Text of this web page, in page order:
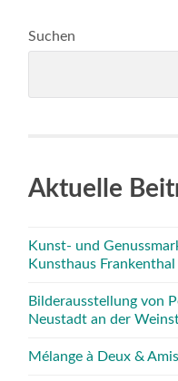
Suchen
Aktuelle
Kunst- und
Kunsthaus Frankenthal
Bilderausstellung von
Neustadt an der
Mélange à Deux &